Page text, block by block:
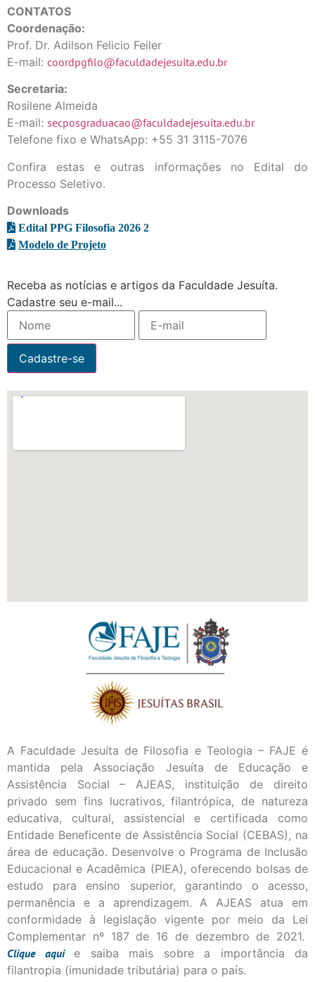
CONTATOS
Coordenação:
Prof. Dr. Adilson Felicio Feiler
E-mail: coordpgfilo@faculdadejesuita.edu.br
Secretaria:
Rosilene Almeida
E-mail: secposgraduacao@faculdadejesuita.edu.br
Telefone fixo e WhatsApp: +55 31 3115-7076
Confira estas e outras informações no Edital do
Processo Seletivo.
Downloads
Edital PPG Filosofia 2026 2
Modelo de Projeto
Receba as notícias e artigos da Faculdade Jesuíta.
Cadastre seu e-mail...
A Faculdade Jesuíta de Filosofia e Teologia – FAJE é
mantida pela Associação Jesuíta de Educação e
Assistência Social – AJEAS, instituição de direito
privado sem fins lucrativos, filantrópica, de natureza
educativa, cultural, assistencial e certificada como
Entidade Beneficente de Assistência Social (CEBAS), na
área de educação. Desenvolve o Programa de Inclusão
Educacional e Acadêmica (PIEA), oferecendo bolsas de
estudo para ensino superior, garantindo o acesso,
permanência e a aprendizagem. A AJEAS atua em
conformidade à legislação vigente por meio da Lei
Complementar nº 187 de 16 de dezembro de 2021.
Cliqueaqui
e saiba mais sobre a importância da
filantropia (imunidade tributária) para o país.